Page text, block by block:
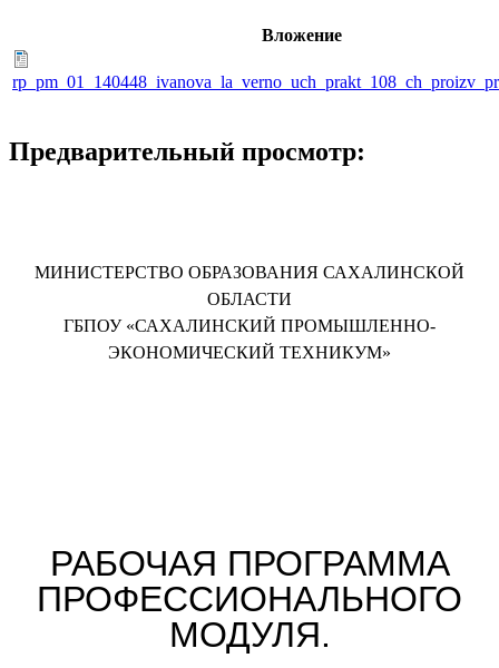
Вложение
Предварительный просмотр:
МИНИСТЕРСТВО ОБРАЗОВАНИЯ САХАЛИНСКОЙ
ОБЛАСТИ
ГБПОУ «САХАЛИНСКИЙ ПРОМЫШЛЕННО-
ЭКОНОМИЧЕСКИЙ ТЕХНИКУМ»
РАБОЧАЯ ПРОГРАММА
ПРОФЕССИОНАЛЬНОГО
МОДУЛЯ.